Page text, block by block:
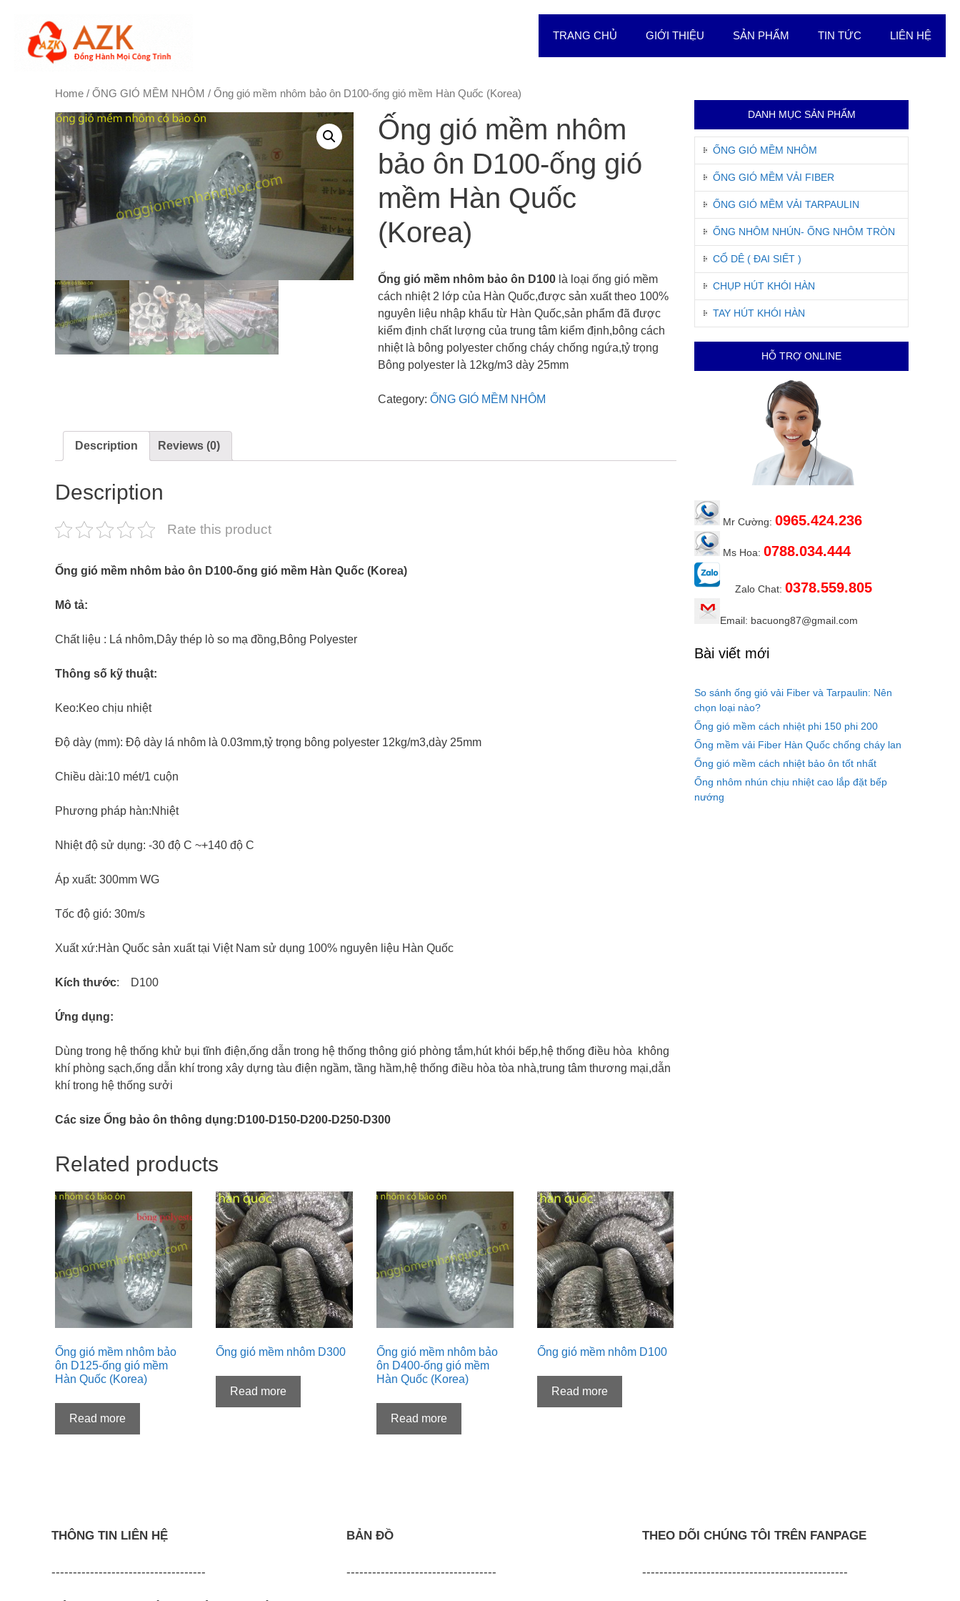
content
TRANG CHỦ GIỚI THIỆU SẢN PHẨM TIN TỨC LIÊN HỆ
Home / ỐNG GIÓ MỀM NHÔM / Ống gió mềm nhôm bảo ôn D100-ống gió mềm Hàn Quốc (Korea)
Ống gió mềm nhôm
bảo ôn D100-ống gió
mềm Hàn Quốc
(Korea)
Ống gió mềm nhôm bảo ôn D100 là loại ống gió mềm
cách nhiệt 2 lớp của Hàn Quốc,được sản xuất theo 100%
nguyên liệu nhập khẩu từ Hàn Quốc,sản phẩm đã được
kiểm định chất lượng của trung tâm kiểm định,bông cách
nhiệt là bông polyester chống cháy chống ngứa,tỷ trọng
Bông polyester là 12kg/m3 dày 25mm
Category:ỐNG GIÓ MỀM NHÔM
Description Reviews (0)
Description
Rate this product
Ống gió mềm nhôm bảo ôn D100-ống gió mềm Hàn Quốc (Korea)
Mô tả:
Chất liệu : Lá nhôm,Dây thép lò so mạ đồng,Bông Polyester
Thông số kỹ thuật:
Keo:Keo chịu nhiệt
Độ dày (mm): Độ dày lá nhôm là 0.03mm,tỷ trọng bông polyester 12kg/m3,dày 25mm
Chiều dài:10 mét/1 cuộn
Phương pháp hàn:Nhiệt
Nhiệt độ sử dụng: -30 độ C ~+140 độ C
Áp xuất: 300mm WG
Tốc độ gió: 30m/s
Xuất xứ:Hàn Quốc sản xuất tại Việt Nam sử dụng 100% nguyên liệu Hàn Quốc
Kích thước: D100
Ứng dụng:
Dùng trong hệ thống khử bụi tĩnh điện,ống dẫn trong hệ thống thông gió phòng tắm,hút khói bếp,hệ thống điều hòa không
khí phòng sạch,ống dẫn khí trong xây dựng tàu điện ngầm, tầng hầm,hệ thống điều hòa tòa nhà,trung tâm thương mại,dẫn
khí trong hệ thống sưởi
Các size Ống bảo ôn thông dụng:D100-D150-D200-D250-D300
Related products
Ống gió mềm nhôm bảo
ôn D125-ống gió mềm
Hàn Quốc (Korea)
Read more
Ống gió mềm nhôm D300
Read more
Ống gió mềm nhôm bảo
ôn D400-ống gió mềm
Hàn Quốc (Korea)
Read more
Ống gió mềm nhôm D100
Read more
DANH MỤC SẢN PHẨM
ỐNG GIÓ MỀM NHÔM
ỐNG GIÓ MỀM VẢI FIBER
ỐNG GIÓ MỀM VẢI TARPAULIN
ỐNG NHÔM NHÚN- ỐNG NHÔM TRÒN
CỔ DÊ ( ĐAI SIẾT )
CHỤP HÚT KHÓI HÀN
TAY HÚT KHÓI HÀN
HỖ TRỢ ONLINE
Mr Cường: 0965.424.236
Ms Hoa: 0788.034.444
Zalo Chat: 0378.559.805
Email: bacuong87@gmail.com
Bài viết mới
So sánh ống gió vải Fiber và Tarpaulin: Nên
chọn loại nào?
Ống gió mềm cách nhiệt phi 150 phi 200
Ống mềm vải Fiber Hàn Quốc chống cháy lan
Ống gió mềm cách nhiệt bảo ôn tốt nhất
Ống nhôm nhún chịu nhiệt cao lắp đặt bếp
nướng
THÔNG TIN LIÊN HỆ
------------------------------------
BẢN ĐỒ
-----------------------------------
THEO DÕI CHÚNG TÔI TRÊN FANPAGE
------------------------------------------------